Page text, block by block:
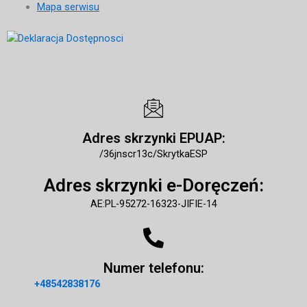
Mapa serwisu
Adres skrzynki EPUAP:
/36jnscr13c/SkrytkaESP
Adres skrzynki e-Doręczeń:
AE:PL-95272-16323-JIFIE-14
Numer telefonu:
+48542838176